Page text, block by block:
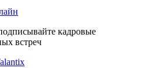
кадровые
встреч